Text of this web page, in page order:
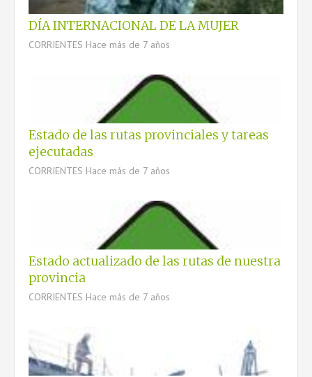
DÍA INTERNACIONAL DE LA MUJER
CORRIENTES Hace más de 7 años
Estado de las rutas provinciales y tareas
ejecutadas
CORRIENTES Hace más de 7 años
Estado actualizado de las rutas de nuestra
provincia
CORRIENTES Hace más de 7 años